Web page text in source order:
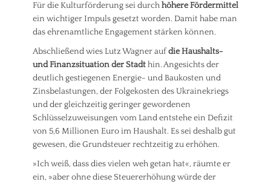
Für die Kulturförderung sei durchhöhere Fördermittel
ein wichtiger Impuls gesetzt worden. Damit habe man
das ehrenamtliche Engagement stärken können.
Abschließend wies Lutz Wagner aufdie Haushalts-
und Finanzsituation der Stadthin. Angesichts der
deutlich gestiegenen Energie- und Baukosten und
Zinsbelastungen, der Folgekosten des Ukrainekriegs
und der gleichzeitig geringer gewordenen
Schlüsselzuweisungen vom Land entstehe ein Defizit
von 5,6 Millionen Euro im Haushalt. Es sei deshalb gut
gewesen, die Grundsteuer rechtzeitig zu erhöhen.
»Ich weiß, dass dies vielen weh getan hat«, räumte er
ein, »aber ohne diese Steuererhöhung würde der